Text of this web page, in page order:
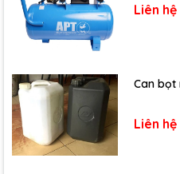
Liên hệ
Can bọt
Liên hệ